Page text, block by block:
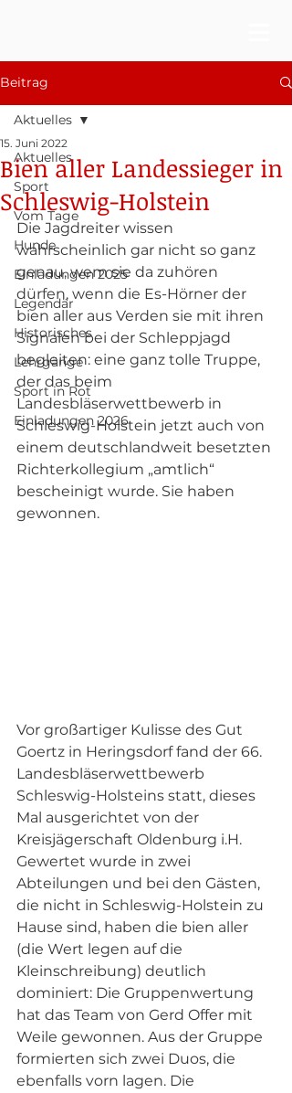
Beitrag
Aktuelles
Sport
Vom Tage
Hunde
Einladungen 2025
Legendär
Historisches
Lehrgänge
Sport in Rot
Einladungen 2026
Aktuelles
Bien aller Landessieger in
Schleswig-Holstein
15. Juni 2022
Die Jagdreiter wissen
wahrscheinlich gar nicht so ganz
genau, wem sie da zuhören
dürfen, wenn die Es-Hörner der
bien aller aus Verden sie mit ihren
Signalen bei der Schleppjagd
begleiten: eine ganz tolle Truppe,
der das beim
Landesbläserwettbewerb in
Schleswig-Holstein jetzt auch von
einem deutschlandweit besetzten
Richterkollegium „amtlich“
bescheinigt wurde. Sie haben
gewonnen.
Vor großartiger Kulisse des Gut
Goertz in Heringsdorf fand der 66.
Landesbläserwettbewerb
Schleswig-Holsteins statt, dieses
Mal ausgerichtet von der
Kreisjägerschaft Oldenburg i.H.
Gewertet wurde in zwei
Abteilungen und bei den Gästen,
die nicht in Schleswig-Holstein zu
Hause sind, haben die bien aller
(die Wert legen auf die
Kleinschreibung) deutlich
dominiert: Die Gruppenwertung
hat das Team von Gerd Offer mit
Weile gewonnen. Aus der Gruppe
formierten sich zwei Duos, die
ebenfalls vorn lagen. Die